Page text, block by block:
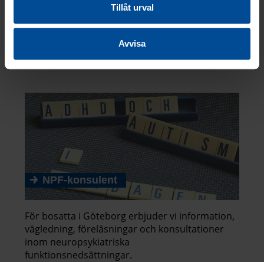
Tillåt urval
Avvisa
NPF-konsulent
För bosatta i Göteborg erbjuder vi information,
vägledning, föreläsningar och konsultationer
inom neuropsykiatriska
funktionsnedsättningar.